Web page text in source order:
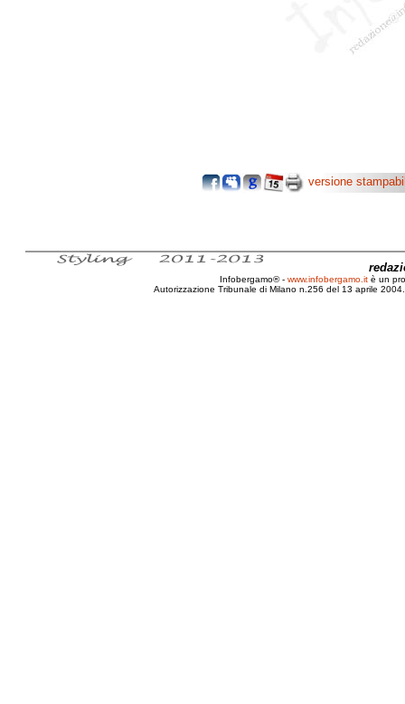
versione
Infobergamo® - www.infobergamo.it è un
Autorizzazione Tribunale di Milano n.256 del 13 aprile